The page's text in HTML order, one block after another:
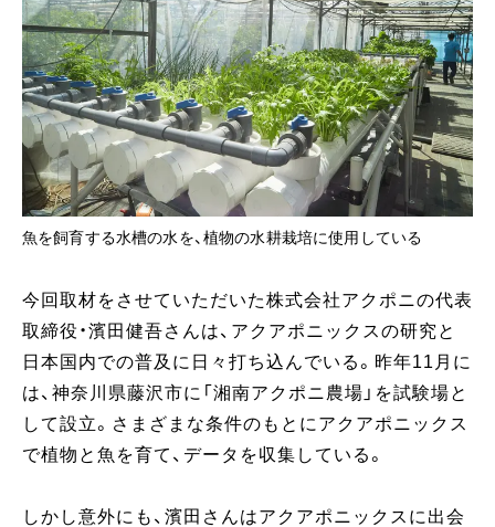
魚を飼育する水槽の水を、植物の水耕栽培に使用している
今回取材をさせていただいた株式会社アクポニの代表
取締役・濱田健吾さんは、アクアポニックスの研究と
日本国内での普及に日々打ち込んでいる。昨年11月に
は、神奈川県藤沢市に「湘南アクポニ農場」を試験場と
して設立。さまざまな条件のもとにアクアポニックス
で植物と魚を育て、データを収集している。
しかし意外にも、濱田さんはアクアポニックスに出会